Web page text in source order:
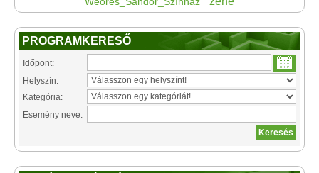
PROGRAMKERESŐ
Időpont:
Helyszín:
Kategória:
Esemény neve: